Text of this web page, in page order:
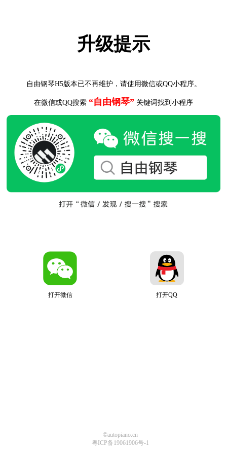
升级提示
自由钢琴H5版本已不再维护，请使用微信或QQ小程序。
在微信或QQ搜索 “自由钢琴” 关键词找到小程序
打开微信 打开QQ
©autopiano.cn
粤ICP备19061906号-1